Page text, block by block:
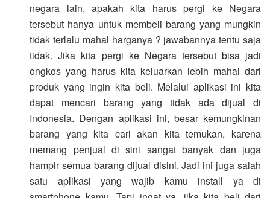
negara lain, apakah kita harus pergi ke Negara
tersebut hanya untuk membeli barang yang mungkin
tidak terlalu mahal harganya ? jawabannya tentu saja
tidak. Jika kita pergi ke Negara tersebut bisa jadi
ongkos yang harus kita keluarkan lebih mahal dari
produk yang ingin kita beli. Melalui aplikasi ini kita
dapat mencari barang yang tidak ada dijual di
Indonesia. Dengan aplikasi ini, besar kemungkinan
barang yang kita cari akan kita temukan, karena
memang penjual di sini sangat banyak dan juga
hampir semua barang dijual disini. Jadi ini juga salah
satu aplikasi yang wajib kamu install ya di